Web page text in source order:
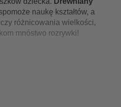
naukę kształtów, a
różnicowania wielkości,
mnóstwo rozrywki!